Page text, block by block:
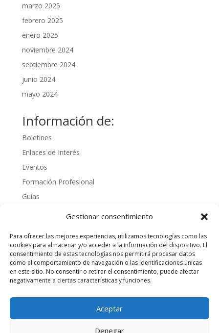
Gestionar consentimiento
Para ofrecer las mejores experiencias, utilizamos tecnologías como las
cookies para almacenar y/o acceder a la información del dispositivo. El
consentimiento de estas tecnologías nos permitirá procesar datos
como el comportamiento de navegación o las identificaciones únicas
en este sitio. No consentir o retirar el consentimiento, puede afectar
negativamente a ciertas características y funciones.
Aceptar
Denegar
marzo 2025
febrero 2025
enero 2025
noviembre 2024
septiembre 2024
junio 2024
mayo 2024
Información de:
Boletines
Enlaces de Interés
Eventos
Formación Profesional
Guías
Noticias
Oposiciones
Procedimientos
Varios
videos